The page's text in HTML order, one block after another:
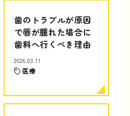
歯のトラブルが原因
で唇が腫れた場合に
歯科へ行くべき理由
2026.03.11
医療